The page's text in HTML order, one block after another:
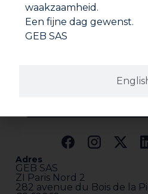
Adres
GEB SAS
ZI Paris Nord 2
282 avenue du Bois de la
waakzaamheid.
Een fijne dag gewenst.
GEB SAS